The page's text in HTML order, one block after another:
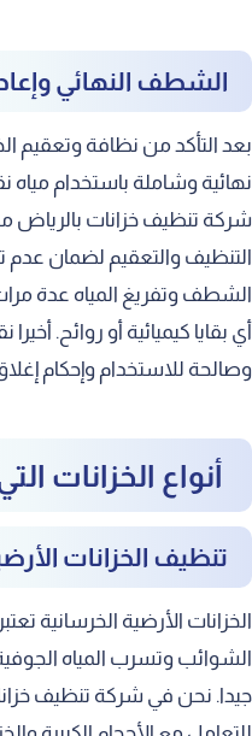
الشطف النهائي
بعد التأكد من نظافة وتعقيم
نهائية وشاملة باستخدام
شركة تنظيف خزانات بالرياض
التنظيف والتعقيم لضمان عدم
الشطف وتفريغ المياه عدة
أي بقايا كيميائية أو روائح.
وصالحة للاستخدام وإحكام
أنواع الخزانات
تنظيف الخزانات
الخزانات الأرضية الخرسانية
الشوائب وتسرب المياه
جيدا. نحن في شركة تنظيف